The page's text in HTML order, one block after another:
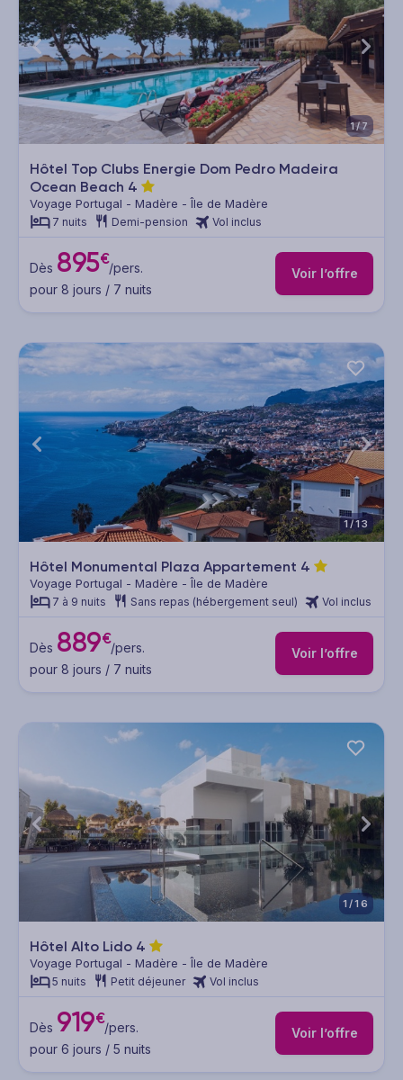
1/7
Hôtel Top Clubs Energie Dom Pedro Madeira
Ocean Beach 4
Voyage Portugal - Madère - Île de Madère
7 nuits Demi-pension Vol inclus
Dès 895€/pers.
pour 8 jours / 7 nuits
Voir l’offre
1/13
Hôtel Monumental Plaza Appartement 4
Voyage Portugal - Madère - Île de Madère
7 à 9 nuits Sans repas (hébergement seul) Vol inclus
Dès 889€/pers.
pour 8 jours / 7 nuits
Voir l’offre
1/16
Hôtel Alto Lido 4
Voyage Portugal - Madère - Île de Madère
5 nuits Petit déjeuner Vol inclus
Dès 919€/pers.
pour 6 jours / 5 nuits
Voir l’offre